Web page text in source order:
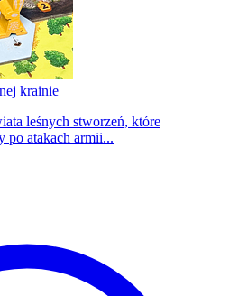
krainie
leśnych stworzeń, które
po atakach armii...